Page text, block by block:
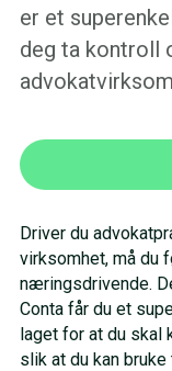
er et
deg ta kontroll
Driver du
virksomhet, må du
næringsdrivende.
Conta får du et
laget for at du skal
slik at du kan